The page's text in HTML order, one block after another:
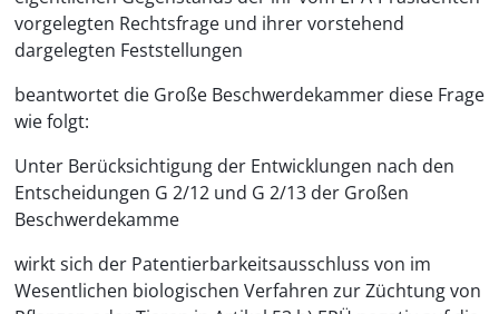
vorgelegten Rechtsfrage und ihrer vorstehend
dargelegten Feststellungen
beantwortet die Große Beschwerdekammer diese Frage
wie folgt:
Unter Berücksichtigung der Entwicklungen nach den
Entscheidungen G 2/12 und G 2/13 der Großen
Beschwerdekamme
wirkt sich der Patentierbarkeitsausschluss von im
Wesentlichen biologischen Verfahren zur Züchtung von